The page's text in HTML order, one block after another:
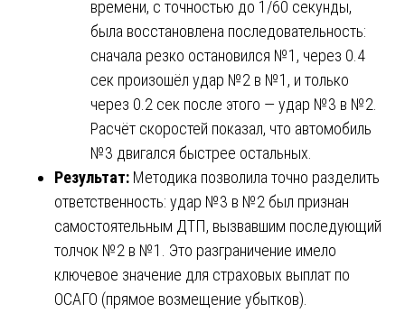
времени, с точностью до 1/60 секунды,
была восстановлена последовательность:
сначала резко остановился №1, через 0.4
сек произошёл удар №2 в №1, и только
через 0.2 сек после этого — удар №3 в №2.
Расчёт скоростей показал, что автомобиль
№3 двигался быстрее остальных.
Результат: Методика позволила точно разделить
ответственность: удар №3 в №2 был признан
самостоятельным ДТП, вызвавшим последующий
толчок №2 в №1. Это разграничение имело
ключевое значение для страховых выплат по
ОСАГО (прямое возмещение убытков).